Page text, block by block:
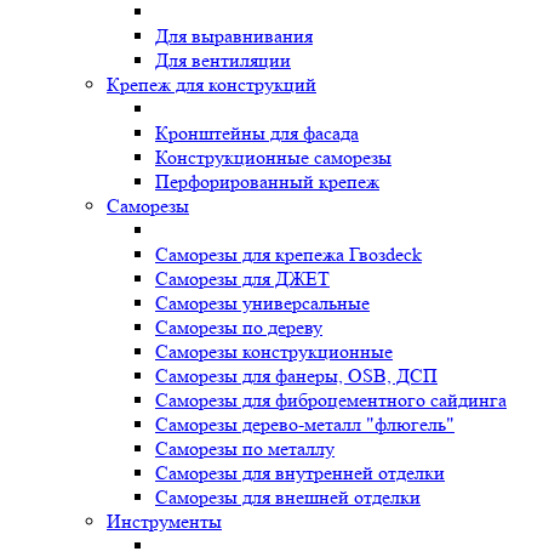
Для выравнивания
Для вентиляции
Крепеж для конструкций
Кронштейны для фасада
Конструкционные саморезы
Перфорированный крепеж
Саморезы
Саморезы для крепежа Гвозdeck
Саморезы для ДЖЕТ
Саморезы универсальные
Саморезы по дереву
Саморезы конструкционные
Cаморезы для фанеры, OSB, ДСП
Саморезы для фиброцементного сайдинга
Саморезы дерево-металл "флюгель"
Саморезы по металлу
Саморезы для внутренней отделки
Саморезы для внешней отделки
Инструменты